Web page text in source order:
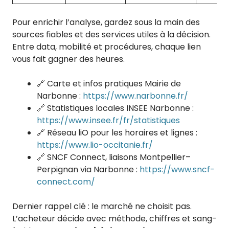
Pour enrichir l’analyse, gardez sous la main des
sources fiables et des services utiles à la décision.
Entre data, mobilité et procédures, chaque lien
vous fait gagner des heures.
🔗 Carte et infos pratiques Mairie de
Narbonne : https://www.narbonne.fr/
🔗 Statistiques locales INSEE Narbonne :
https://www.insee.fr/fr/statistiques
🔗 Réseau liO pour les horaires et lignes :
https://www.lio-occitanie.fr/
🔗 SNCF Connect, liaisons Montpellier–
Perpignan via Narbonne : https://www.sncf-
connect.com/
Dernier rappel clé : le marché ne choisit pas.
L’acheteur décide avec méthode, chiffres et sang-